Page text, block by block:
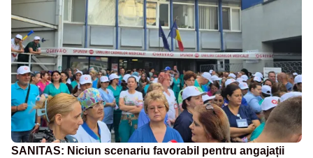
SANITAS: Niciun scenariu favorabil pentru angajații